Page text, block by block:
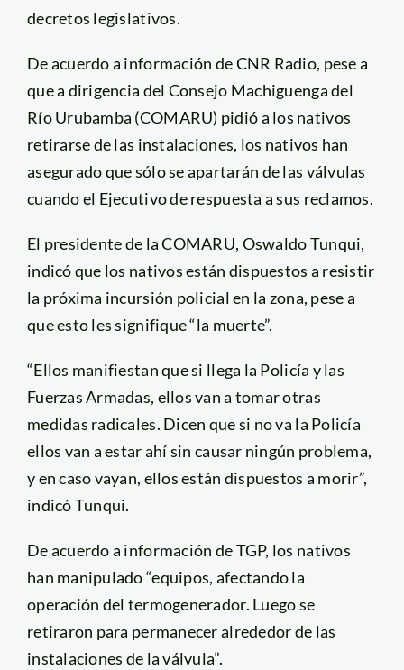
decretos legislativos.
De acuerdo a información de CNR Radio, pese a
que a dirigencia del Consejo Machiguenga del
Río Urubamba (COMARU) pidió a los nativos
retirarse de las instalaciones, los nativos han
asegurado que sólo se apartarán de las válvulas
cuando el Ejecutivo de respuesta a sus reclamos.
El presidente de la COMARU, Oswaldo Tunqui,
indicó que los nativos están dispuestos a resistir
la próxima incursión policial en la zona, pese a
que esto les signifique “la muerte”.
“Ellos manifiestan que si llega la Policía y las
Fuerzas Armadas, ellos van a tomar otras
medidas radicales. Dicen que si no va la Policía
ellos van a estar ahí sin causar ningún problema,
y en caso vayan, ellos están dispuestos a morir”,
indicó Tunqui.
De acuerdo a información de TGP, los nativos
han manipulado “equipos, afectando la
operación del termogenerador. Luego se
retiraron para permanecer alrededor de las
instalaciones de la válvula”.